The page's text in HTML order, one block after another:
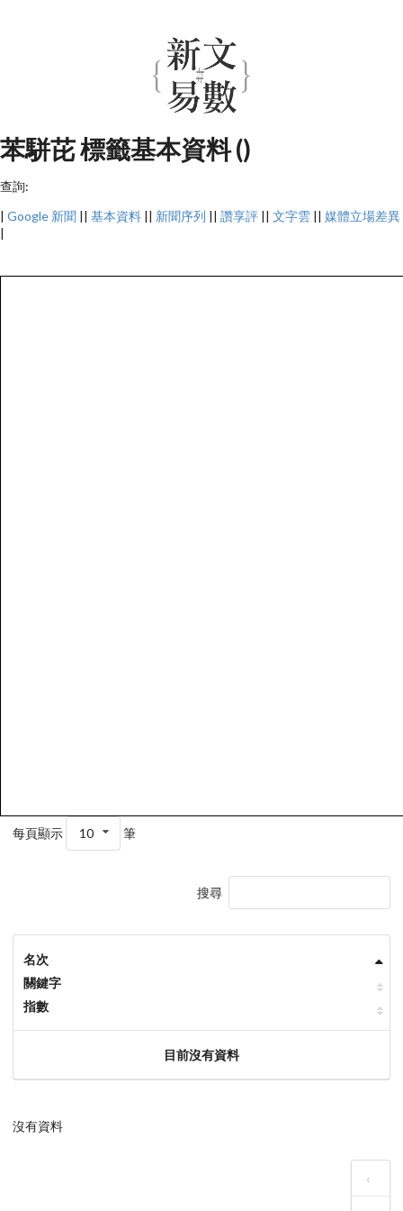
苯駢芘 標籤基本資料 ()
查詢:
| Google 新聞 || 基本資料 || 新聞序列 || 讚享評 || 文字雲 || 媒體立場差異
|
每頁顯示 10 筆
搜尋
名次
關鍵字
指數
目前沒有資料
沒有資料
‹